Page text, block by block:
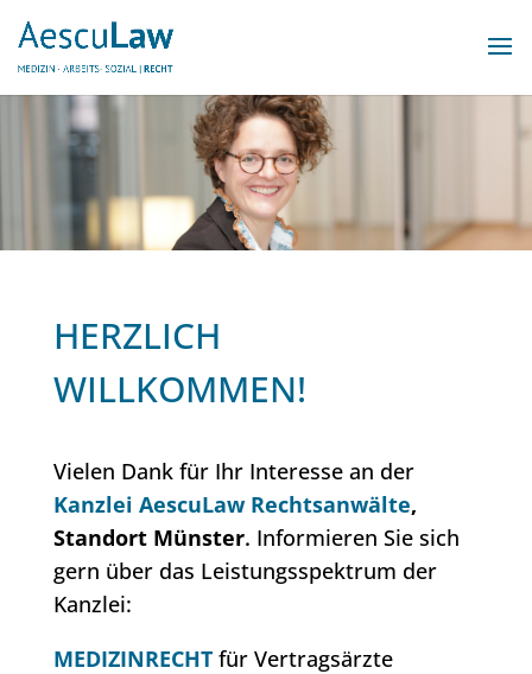
HERZLICH
WILLKOMMEN!
Vielen Dank für Ihr Interesse an der
Kanzlei AescuLaw Rechtsanwälte,
Standort Münster. Informieren Sie sich
gern über das Leistungsspektrum der
Kanzlei:
MEDIZINRECHT für Vertragsärzte